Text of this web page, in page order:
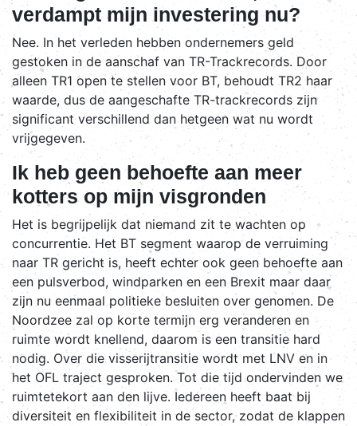
verdampt mijn investering nu?
Nee. In het verleden hebben ondernemers geld
gestoken in de aanschaf van TR-Trackrecords. Door
alleen TR1 open te stellen voor BT, behoudt TR2 haar
waarde, dus de aangeschafte TR-trackrecords zijn
significant verschillend dan hetgeen wat nu wordt
vrijgegeven.
Ik heb geen behoefte aan meer
kotters op mijn visgronden
Het is begrijpelijk dat niemand zit te wachten op
concurrentie. Het BT segment waarop de verruiming
naar TR gericht is, heeft echter ook geen behoefte aan
een pulsverbod, windparken en een Brexit maar daar
zijn nu eenmaal politieke besluiten over genomen. De
Noordzee zal op korte termijn erg veranderen en
ruimte wordt knellend, daarom is een transitie hard
nodig. Over die visserijtransitie wordt met LNV en in
het OFL traject gesproken. Tot die tijd ondervinden we
ruimtetekort aan den lijve. Iedereen heeft baat bij
diversiteit en flexibiliteit in de sector, zodat de klappen